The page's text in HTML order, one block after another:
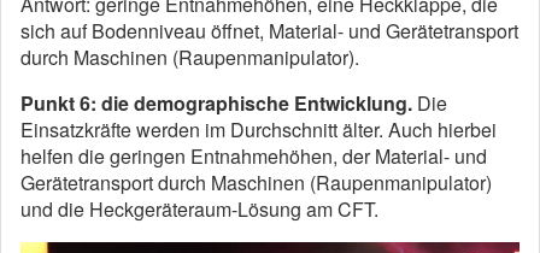
sich auf Bodenniveau öffnet, Material- und Gerätetransport
durch Maschinen (Raupenmanipulator).
Punkt 6: die demographische Entwicklung. Die
Einsatzkräfte werden im Durchschnitt älter. Auch hierbei
helfen die geringen Entnahmehöhen, der Material- und
Gerätetransport durch Maschinen (Raupenmanipulator)
und die Heckgeräteraum-Lösung am CFT.